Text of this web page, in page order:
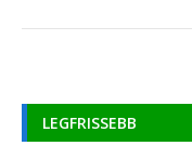
LEGFRISSEBB